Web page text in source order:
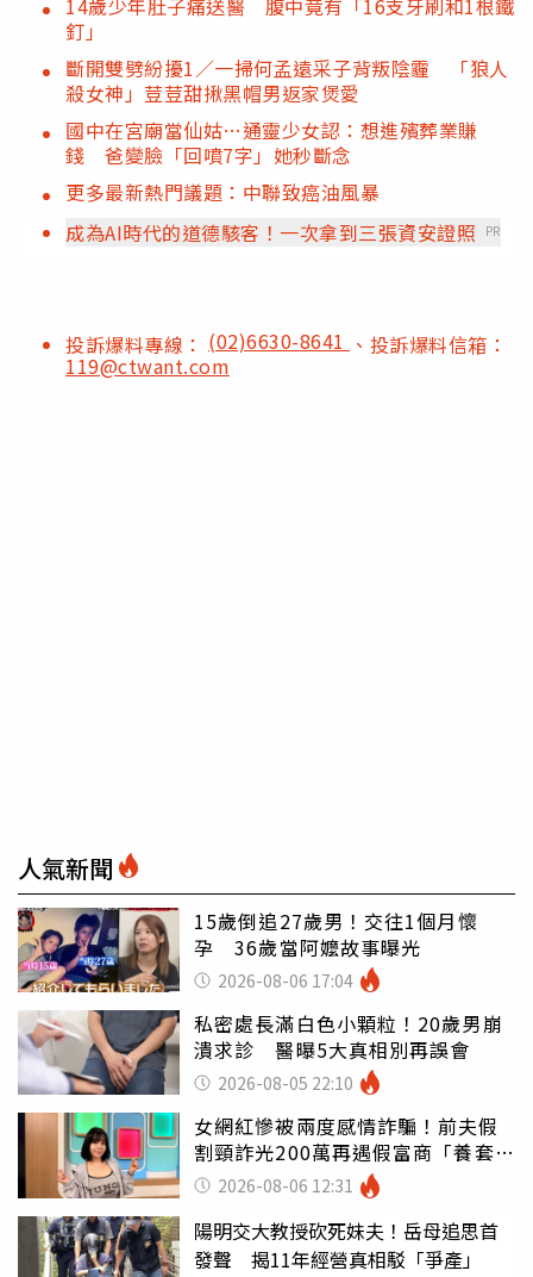
14歲少年肚子痛送醫 腹中竟有「16支牙刷和1根鐵
釘」
斷開雙劈紛擾1／一掃何孟遠采子背叛陰霾 「狼人
殺女神」荳荳甜揪黑帽男返家煲愛
國中在宮廟當仙姑…通靈少女認：想進殯葬業賺
錢 爸變臉「回噴7字」她秒斷念
更多最新熱門議題：中聯致癌油風暴
成為AI時代的道德駭客！一次拿到三張資安證照
PR
投訴爆料專線： (02)6630-8641 、投訴爆料信箱：
119@ctwant.com
人氣新聞
15歲倒追27歲男！交往1個月懷
孕 36歲當阿嬤故事曝光
2026-08-06 17:04
私密處長滿白色小顆粒！20歲男崩
潰求診 醫曝5大真相別再誤會
2026-08-05 22:10
女網紅慘被兩度感情詐騙！前夫假
割頸詐光200萬再遇假富商「養套殺
2000萬」
2026-08-06 12:31
陽明交大教授砍死妹夫！岳母追思首
發聲 揭11年經營真相駁「爭產」